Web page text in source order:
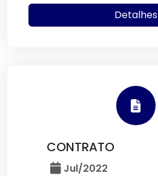
Detalhes
CONTRATO
Jul/2022